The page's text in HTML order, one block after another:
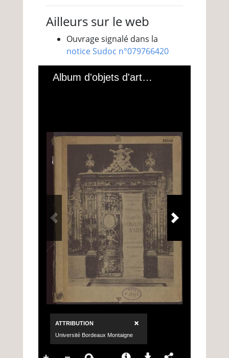
Ailleurs sur le web
Ouvrage signalé dans la
notice Sudoc n°079766420